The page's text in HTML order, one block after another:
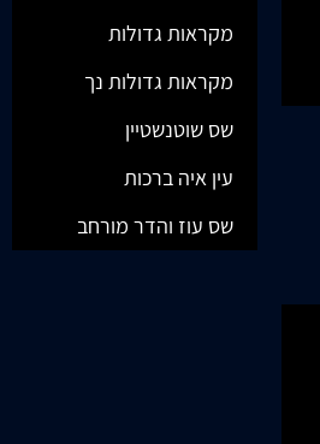
מקראות גדולות
מקראות גדולות נך
שס שוטנשטיין
עין איה ברכות
שס עוז והדר מורחב